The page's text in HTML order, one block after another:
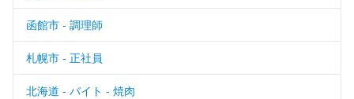
函館市 - 調理師
札幌市 - 正社員
北海道 - バイト - 焼肉